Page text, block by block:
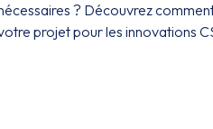
? Découvrez
projet pour les innovations